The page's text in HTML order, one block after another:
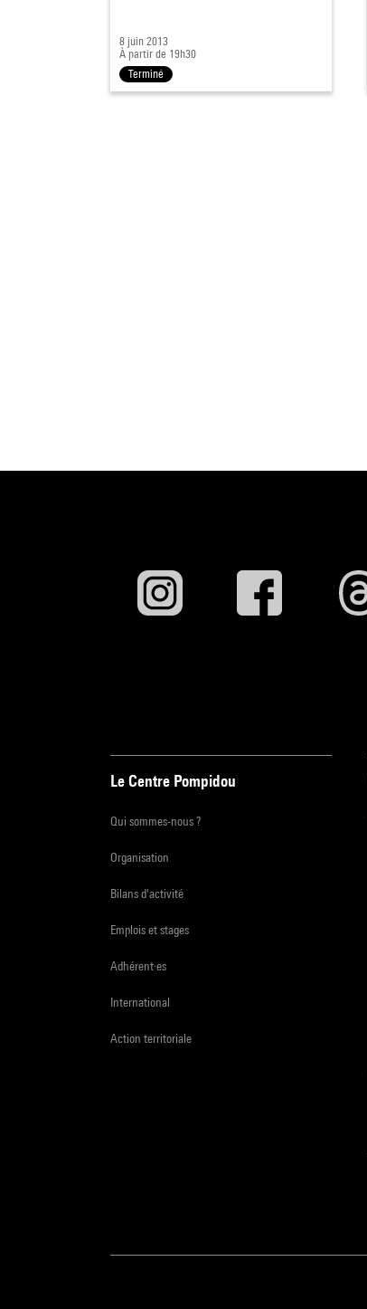
8 juin 2013
À partir de 19h30
Terminé
Le Centre Pompidou
Qui sommes-nous ?
Organisation
Bilans d'activité
Emplois et stages
Adhérent·es
International
Action territoriale